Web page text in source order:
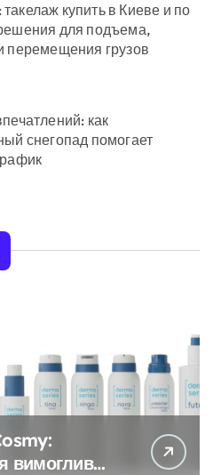
такелаж купить в Киеве и по
для подъема,
перемещения грузов
как
снегопад помогает
вимогливої